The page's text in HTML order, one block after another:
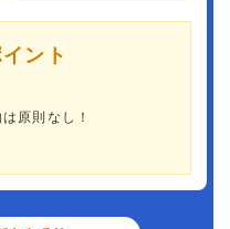
ント
原則なし！